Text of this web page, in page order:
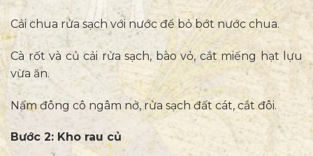
Cải chua rửa sạch với nước để bỏ bớt nước chua.
Cà rốt và củ cải rửa sạch, bào vỏ, cắt miếng hạt lựu
vừa ăn.
Nấm đông cô ngâm nở, rửa sạch đất cát, cắt đôi.
Bước 2: Kho rau củ